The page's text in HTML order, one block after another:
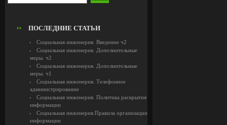
ПОСЛЕДНИЕ СТАТЬИ
Социальная инженерия. Введение ч2
Социальная инженерия. Дополнительные
меры. ч2
Социальная инженерия. Дополнительные
меры. ч1
Социальная инженерия. Телефонное
администрирование
Социальная инженерия. Политика раскрытия
информации
Социальная инженерия.Правила организации
информации